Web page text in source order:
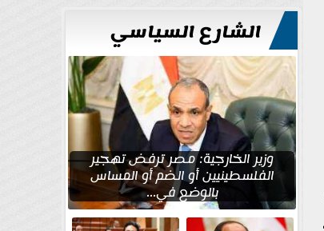
للتعميرالشارع السياسي
وزير الخارجية: مصر ترفض تهجير
الفلسطينيين أو الضم أو المساس
بالوضع في...